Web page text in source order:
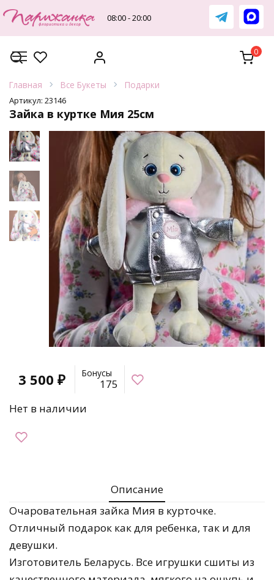
к
содержанию
08:00 - 20:00
0
Главная Все Букеты Подарки
Артикул: 23146
Зайка в куртке Мия 25см
3 500 ₽ Бонусы
175
Нет в наличии
Описание
Очаровательная зайка Мия в курточке.
Отличный подарок как для ребенка, так и для
девушки.
Изготовитель Беларусь. Все игрушки сшиты из